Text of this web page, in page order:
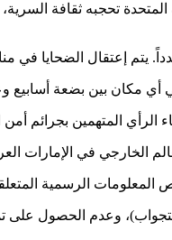
تحجبه ثقافة
يتم إعتقال الضحايا
مكان بين بضعة أسابيع
المتهمين بجرائم
الخارجي في الإمارات
المعلومات الرسمية
وعدم الحصول على